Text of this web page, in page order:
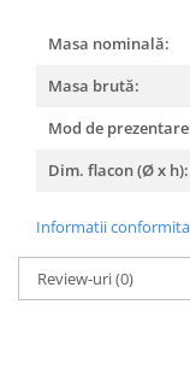
Masa nominală:
Masa brută:
Mod de
Dim. flacon (Ø x h):
Informatii
Review-uri(0)